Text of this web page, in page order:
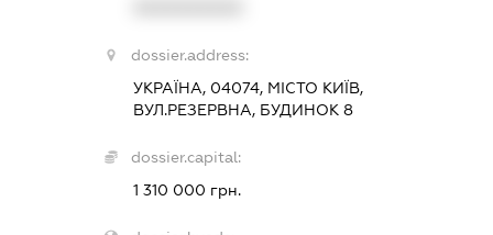
dossier.address:
УКРАЇНА, 04074, МІСТО КИЇВ,
ВУЛ.РЕЗЕРВНА, БУДИНОК 8
dossier.capital:
1 310 000 грн.